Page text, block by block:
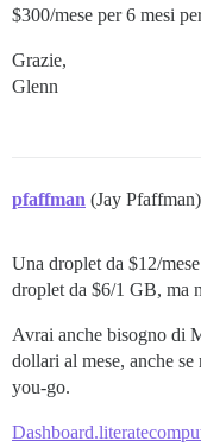
$300/mese per 6 mesi
Grazie,
Glenn
pfaffman (Jay Pfaffman)
Una droplet da $12/
droplet da $6/1 GB, ma
Avrai anche bisogno di
dollari al mese, anche
you-go.